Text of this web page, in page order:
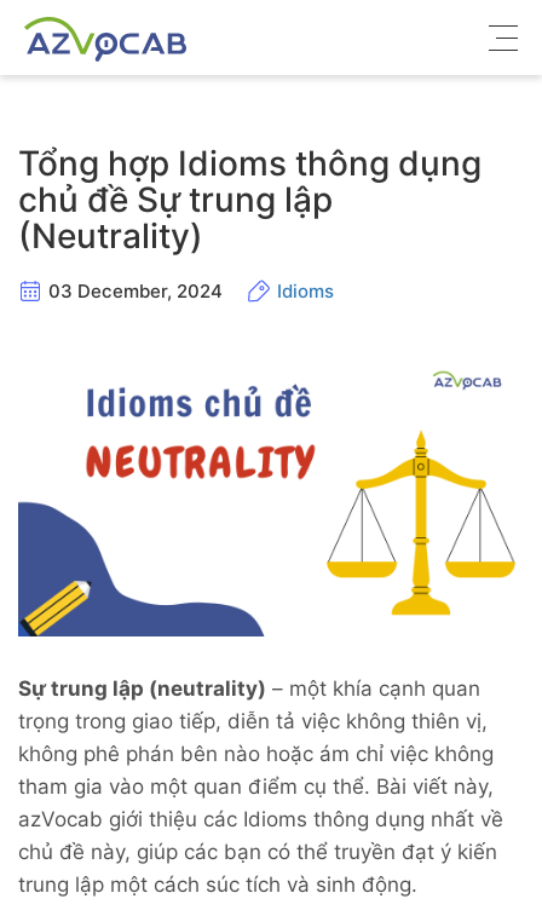
Từ vựng ôn thi
Tiếng Anh phổ thông
Tiếng Anh thông dụng
Tổng hợp Idioms thông dụng
chủ đề Sự trung lập
(Neutrality)
03 December, 2024 Idioms
Sự trung lập (neutrality) – một khía cạnh quan
trọng trong giao tiếp, diễn tả việc không thiên vị,
không phê phán bên nào hoặc ám chỉ việc không
tham gia vào một quan điểm cụ thể. Bài viết này,
azVocab giới thiệu các Idioms thông dụng nhất về
chủ đề này, giúp các bạn có thể truyền đạt ý kiến
trung lập một cách súc tích và sinh động.